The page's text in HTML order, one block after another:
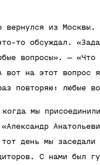
вернулся из Москвы.
то обсуждал.
вопросы». — «Что
вот на этот вопрос
повторяю: любые
мы
день мы заседали
С нами был